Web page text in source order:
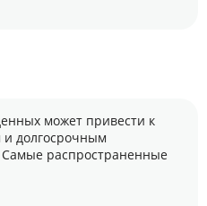
может привести к
долгосрочным
распространенные